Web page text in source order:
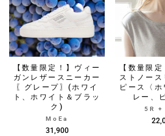
【数量限定！】ヴィー
ガンレザースニーカー
〖グレープ〗(ホワイ
ト、ホワイト＆ブラッ
ク)
MoEa
31,900
【数量限
ストノー
ピース〈
レー、
5R +